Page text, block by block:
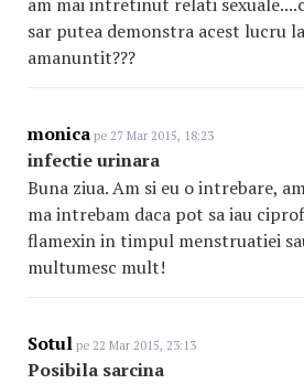
sar putea demonstra acest lucru
amanuntit???
monica pe 27 Mar 2015, 18:23
infectie urinara
Buna ziua. Am si eu o intrebare,
ma intrebam daca pot sa iau
flamexin in timpul menstruatiei
multumesc mult!
Sotul pe 22 Mar 2015, 23:13
Posibila sarcina